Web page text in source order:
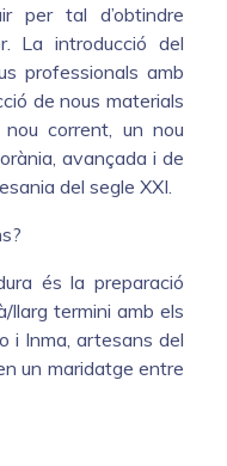
per tal d’obtindre
La introducció del
professionals amb
de nous materials
corrent, un nou
avançada i de
del segle XXI.
és la preparació
llarg termini amb els
i Inma, artesans del
un maridatge entre